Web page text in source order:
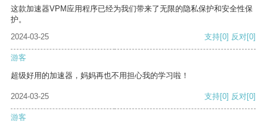
这款加速器VPM应用程序已经为我们带来了无限的隐私保护和安全性保
护。
2024-03-25
支持[0] 反对[0]
游客
超级好用的加速器，妈妈再也不用担心我的学习啦！
2024-03-25 支持[0] 反对[0]
游客